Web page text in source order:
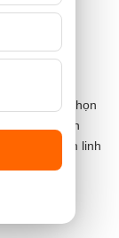
PLAY,
được lựa chọn
bom tấn
các gói phim linh